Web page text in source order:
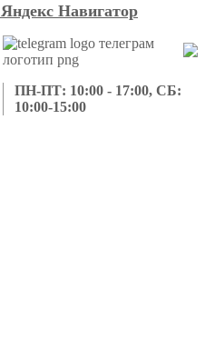
Навигатор
ПН-ПТ: 10:00 - 17:00, СБ:
10:00-15:00